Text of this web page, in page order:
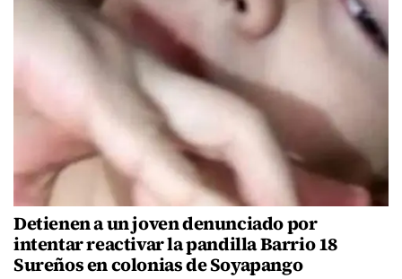
Detienen a un joven denunciado por
intentar reactivar la pandilla Barrio 18
Sureños en colonias de Soyapango